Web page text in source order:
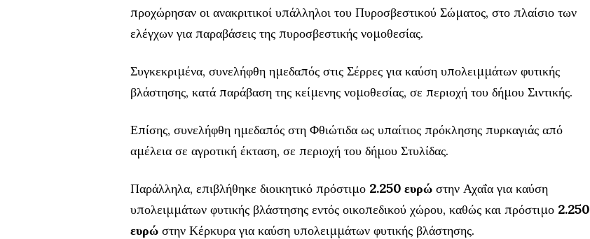
προχώρησαν οι ανακριτικοί υπάλληλοι του Πυροσβεστικού Σώματος, στο πλαίσιο των
ελέγχων για παραβάσεις της πυροσβεστικής νομοθεσίας.
Συγκεκριμένα, συνελήφθη ημεδαπός στις Σέρρες για καύση υπολειμμάτων φυτικής
βλάστησης, κατά παράβαση της κείμενης νομοθεσίας, σε περιοχή του δήμου Σιντικής.
Επίσης, συνελήφθη ημεδαπός στη Φθιώτιδα ως υπαίτιος πρόκλησης πυρκαγιάς από
αμέλεια σε αγροτική έκταση, σε περιοχή του δήμου Στυλίδας.
Παράλληλα, επιβλήθηκε διοικητικό πρόστιμο 2.250 ευρώ στην Αχαΐα για καύση
υπολειμμάτων φυτικής βλάστησης εντός οικοπεδικού χώρου, καθώς και πρόστιμο 2.250
ευρώ στην Κέρκυρα για καύση υπολειμμάτων φυτικής βλάστησης.